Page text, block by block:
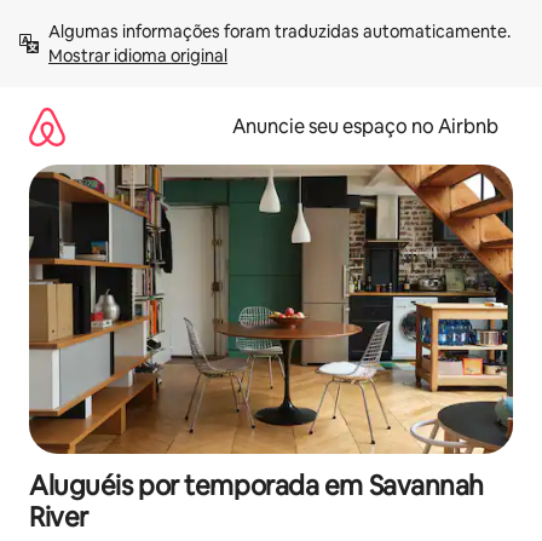
para
Mostrar idioma original
Anuncie seu espaço no Airbnb
Aluguéis por temporada em Savannah
River